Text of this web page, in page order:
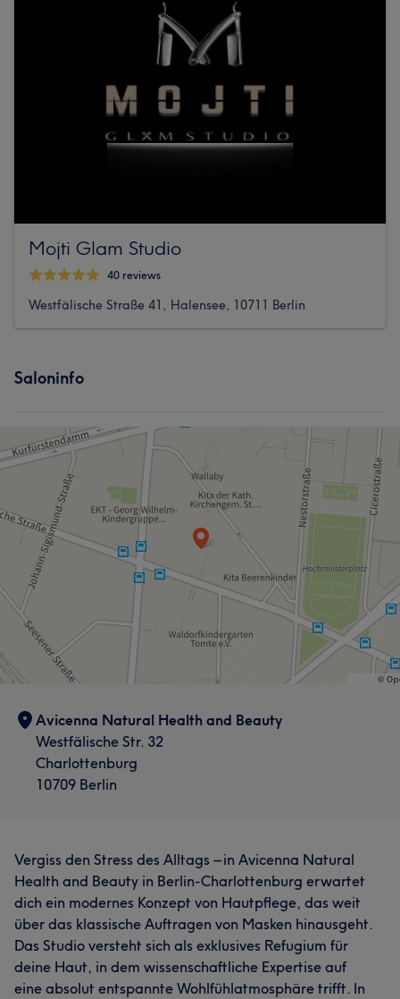
Mojti Glam Studio
40 reviews
Westfälische Straße 41, Halensee, 10711 Berlin
Saloninfo
Avicenna Natural Health and Beauty
Westfälische Str. 32
Charlottenburg
10709 Berlin
Vergiss den Stress des Alltags – in Avicenna Natural
Health and Beauty in Berlin-Charlottenburg erwartet
dich ein modernes Konzept von Hautpflege, das weit
über das klassische Auftragen von Masken hinausgeht.
Das Studio versteht sich als exklusives Refugium für
deine Haut, in dem wissenschaftliche Expertise auf
eine absolut entspannte Wohlfühlatmosphäre trifft. In